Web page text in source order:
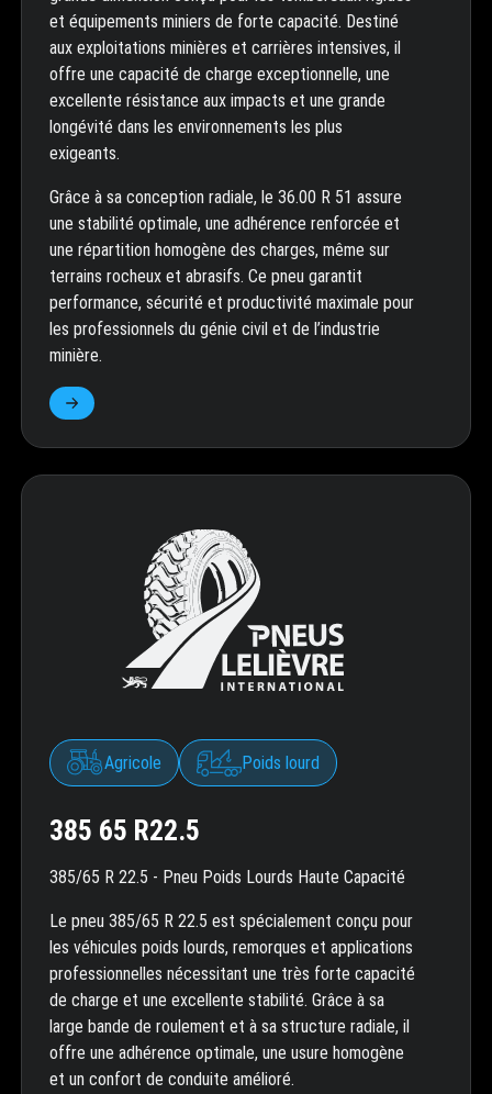
et équipements miniers de forte capacité. Destiné
aux exploitations minières et carrières intensives, il
offre une capacité de charge exceptionnelle, une
excellente résistance aux impacts et une grande
longévité dans les environnements les plus
exigeants.
Grâce à sa conception radiale, le 36.00 R 51 assure
une stabilité optimale, une adhérence renforcée et
une répartition homogène des charges, même sur
terrains rocheux et abrasifs. Ce pneu garantit
performance, sécurité et productivité maximale pour
les professionnels du génie civil et de l’industrie
minière.
Agricole Poids lourd
385 65 R22.5
385/65 R 22.5 - Pneu Poids Lourds Haute Capacité
Le pneu 385/65 R 22.5 est spécialement conçu pour
les véhicules poids lourds, remorques et applications
professionnelles nécessitant une très forte capacité
de charge et une excellente stabilité. Grâce à sa
large bande de roulement et à sa structure radiale, il
offre une adhérence optimale, une usure homogène
et un confort de conduite amélioré.